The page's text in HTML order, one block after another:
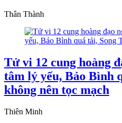
Thân Thành
Tử vi 12 cung hoàng
tâm lý yếu, Bảo Bình
không nên tọc mạch
Thiên Minh